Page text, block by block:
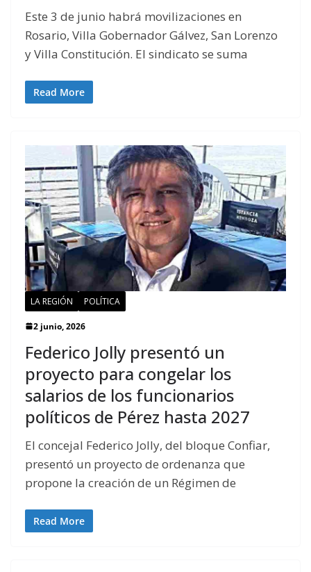
Este 3 de junio habrá movilizaciones en
Rosario, Villa Gobernador Gálvez, San Lorenzo
y Villa Constitución. El sindicato se suma
Read More
LA REGIÓN POLÍTICA
2 junio, 2026
Federico Jolly presentó un
proyecto para congelar los
salarios de los funcionarios
políticos de Pérez hasta 2027
El concejal Federico Jolly, del bloque Confiar,
presentó un proyecto de ordenanza que
propone la creación de un Régimen de
Read More